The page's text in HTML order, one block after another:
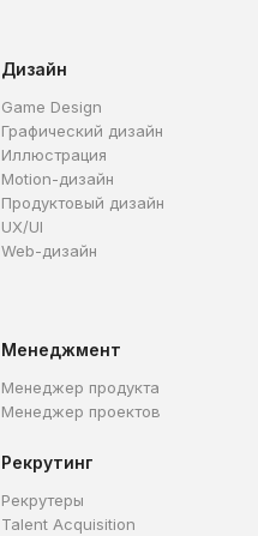
Дизайн
Game Design
Графический дизайн
Иллюстрация
Motion-дизайн
Продуктовый дизайн
UX/UI
Web-дизайн
Менеджмент
Менеджер продукта
Менеджер проектов
Рекрутинг
Рекрутеры
Talent Acquisition